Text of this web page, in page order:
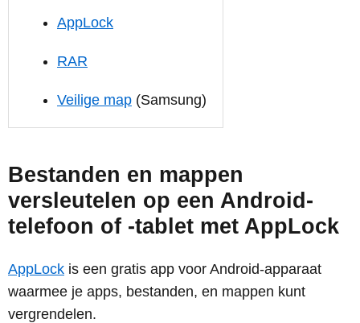
AppLock
RAR
Veilige map (Samsung)
Bestanden en mappen
versleutelen op een Android-
telefoon of -tablet met AppLock
AppLock is een gratis app voor Android-apparaat
waarmee je apps, bestanden, en mappen kunt
vergrendelen.